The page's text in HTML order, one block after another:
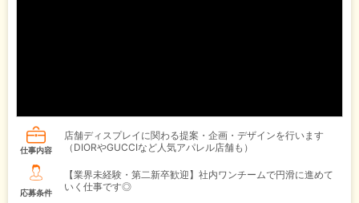
仕事内容
店舗ディスプレイに関わる提案・企画・デザインを行います
（DIORやGUCCIなど人気アパレル店舗も）
応募条件
【業界未経験・第二新卒歓迎】社内ワンチームで円滑に進めて
いく仕事です◎